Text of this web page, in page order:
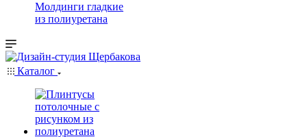
Молдинги гладкие
из полиуретана
Каталог